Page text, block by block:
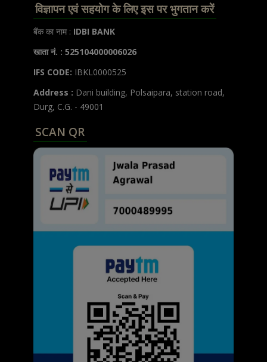
विज्ञापन एवं सहयोग के लिए इस पर भुगतान करें
बैंक का नाम : IDBI BANK
खाता नं. : 525104000006026
IFS CODE: IBKL0000525
Address : Dani building, Polsaipara, station road,
Durg, C.G. - 49001
SCAN QR